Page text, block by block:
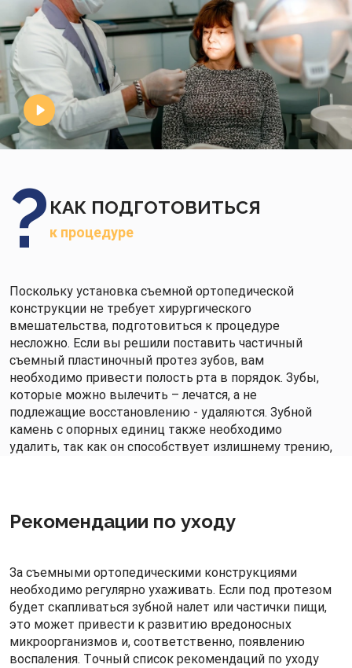
КАК ПОДГОТОВИТЬСЯ
к процедуре
Поскольку установка съемной ортопедической
конструкции не требует хирургического
вмешательства, подготовиться к процедуре
несложно. Если вы решили поставить частичный
съемный пластиночный протез зубов, вам
необходимо привести полость рта в порядок. Зубы,
которые можно вылечить – лечатся, а не
подлежащие восстановлению - удаляются. Зубной
камень с опорных единиц также необходимо
удалить, так как он способствует излишнему трению,
либо патология.
Рекомендации по уходу
За съемными ортопедическими конструкциями
необходимо регулярно ухаживать. Если под протезом
будет скапливаться зубной налет или частички пищи,
это может привести к развитию вредоносных
микроорганизмов и, соответственно, появлению
воспаления. Точный список рекомендаций по уходу